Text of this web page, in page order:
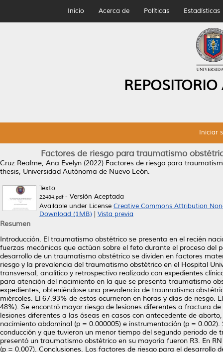
Inicio Acerca de Políticas Estadísticas
Iniciar
Factores de riesgo para traumatismo
Cruz Realme, Ana Evelyn (2022) Factores de riesgo para
thesis, Universidad Autónoma de Nuevo León.
Texto
22484.pdf- Versión Aceptada
Available under License Creative Commons Attribution
Download (1MB)
Vista previa
Resumen
Introducción. El traumatismo obstétrico se presenta en el recién
fuerzas mecánicas que actúan sobre el feto durante el proceso del
desarrollo de un traumatismo obstétrico se dividen en factores
riesgo y la prevalencia del traumatismo obstétrico en el Hospital
transversal, analítico y retrospectivo realizado con expedientes
para atención del nacimiento en la que se presenta traumatismo
expedientes, obteniéndose una prevalencia de traumatismo
miércoles. El 67.93% de estos ocurrieron en horas y días de
48%). Se encontró mayor riesgo de lesiones diferentes a fractura
lesiones diferentes a las óseas en casos con antecedente de
nacimiento abdominal (p = 0.000005) e instrumentación (p =
conducción y que tuvieron un menor tiempo del segundo periodo
presentó un traumatismo obstétrico en su mayoría fueron R3. En
(p = 0.007). Conclusiones. Los factores de riesgo para el